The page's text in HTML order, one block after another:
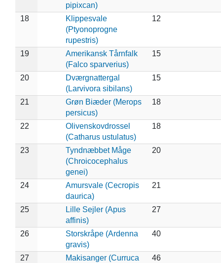
pipixcan)
18
Klippesvale
(Ptyonoprogne
rupestris)
12
19
Amerikansk Tårnfalk
(Falco sparverius)
15
20
Dværgnattergal
(Larvivora sibilans)
15
21
Grøn Biæder (Merops
persicus)
18
22
Olivenskovdrossel
(Catharus ustulatus)
18
23
Tyndnæbbet Måge
(Chroicocephalus
genei)
20
24
Amursvale (Cecropis
daurica)
21
25
Lille Sejler (Apus
affinis)
27
26
Storskråpe (Ardenna
gravis)
40
27
Makisanger (Curruca
46